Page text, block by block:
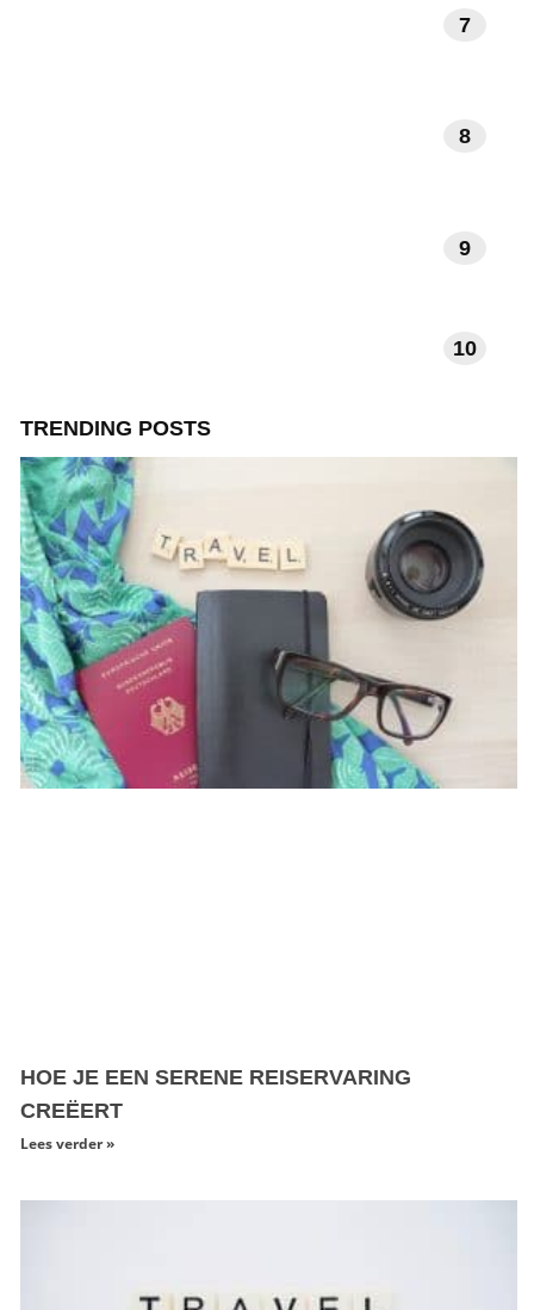
7
8
9
10
TRENDING POSTS
HOE JE EEN SERENE REISERVARING
CREËERT
Lees verder »